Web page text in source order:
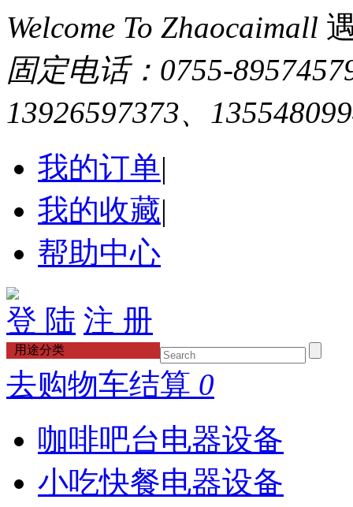
Welcome To Zhaocaimall
固定电话：0755-
13926597373、
我的订单|
我的收藏|
帮助中心
登 陆 注 册
用途分类
去购物车结算 0
咖啡吧台电器设备
小吃快餐电器设备